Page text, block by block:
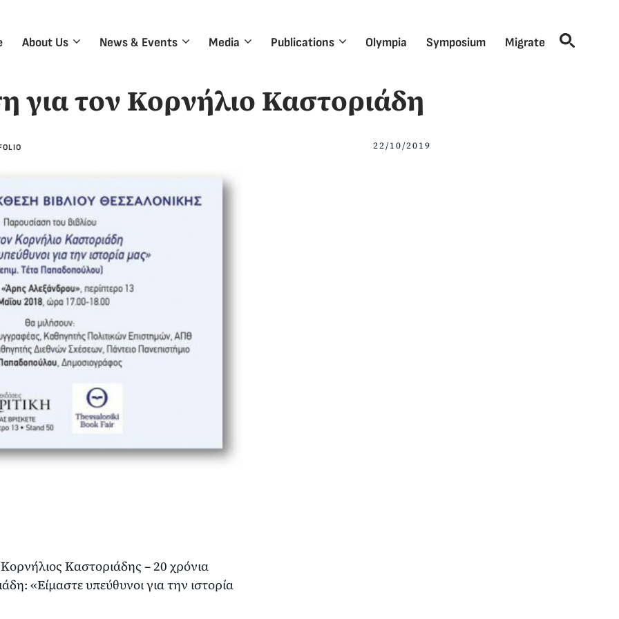
About Us News & Events Media Publications Olympia Symposium Migrate
για τον Κορνήλιο Καστοριάδη
22/10/2019
Καστοριάδης – 20 χρόνια
«Είμαστε υπεύθυνοι για την ιστορία